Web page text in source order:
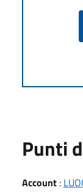
Punti
Account :